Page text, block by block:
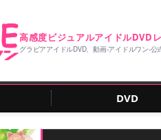
高感度ビジュアルアイドルDVD
グラビアアイドルDVD、動画‐アイドルワン‐公
DVD